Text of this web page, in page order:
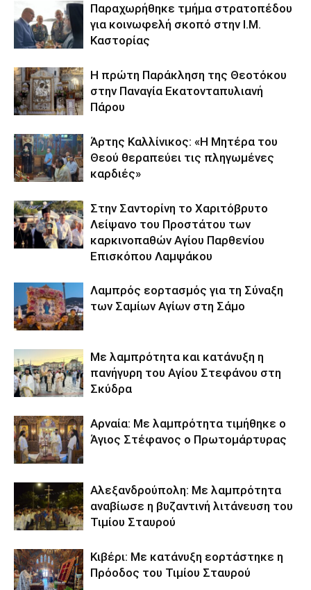
Παραχωρήθηκε τμήμα στρατοπέδου
για κοινωφελή σκοπό στην Ι.Μ.
Καστορίας
Η πρώτη Παράκληση της Θεοτόκου
στην Παναγία Εκατονταπυλιανή
Πάρου
Άρτης Καλλίνικος: «Η Μητέρα του
Θεού θεραπεύει τις πληγωμένες
καρδιές»
Στην Σαντορίνη το Χαριτόβρυτο
Λείψανο του Προστάτου των
καρκινοπαθών Αγίου Παρθενίου
Επισκόπου Λαμψάκου
Λαμπρός εορτασμός για τη Σύναξη
των Σαμίων Αγίων στη Σάμο
Με λαμπρότητα και κατάνυξη η
πανήγυρη του Αγίου Στεφάνου στη
Σκύδρα
Αρναία: Με λαμπρότητα τιμήθηκε ο
Άγιος Στέφανος ο Πρωτομάρτυρας
Αλεξανδρούπολη: Με λαμπρότητα
αναβίωσε η βυζαντινή λιτάνευση του
Τιμίου Σταυρού
Κιβέρι: Με κατάνυξη εορτάστηκε η
Πρόοδος του Τιμίου Σταυρού